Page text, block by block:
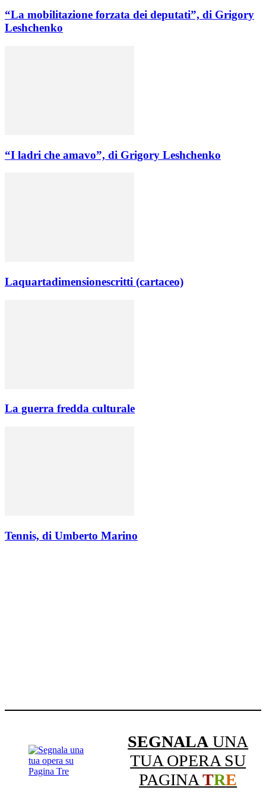
“La mobilitazione forzata dei deputati”, di Grigory
Leshchenko
“I ladri che amavo”, di Grigory Leshchenko
Laquartadimensionescritti (cartaceo)
La guerra fredda culturale
Tennis, di Umberto Marino
SEGNALA UNA
TUA OPERA SU
PAGINATRE